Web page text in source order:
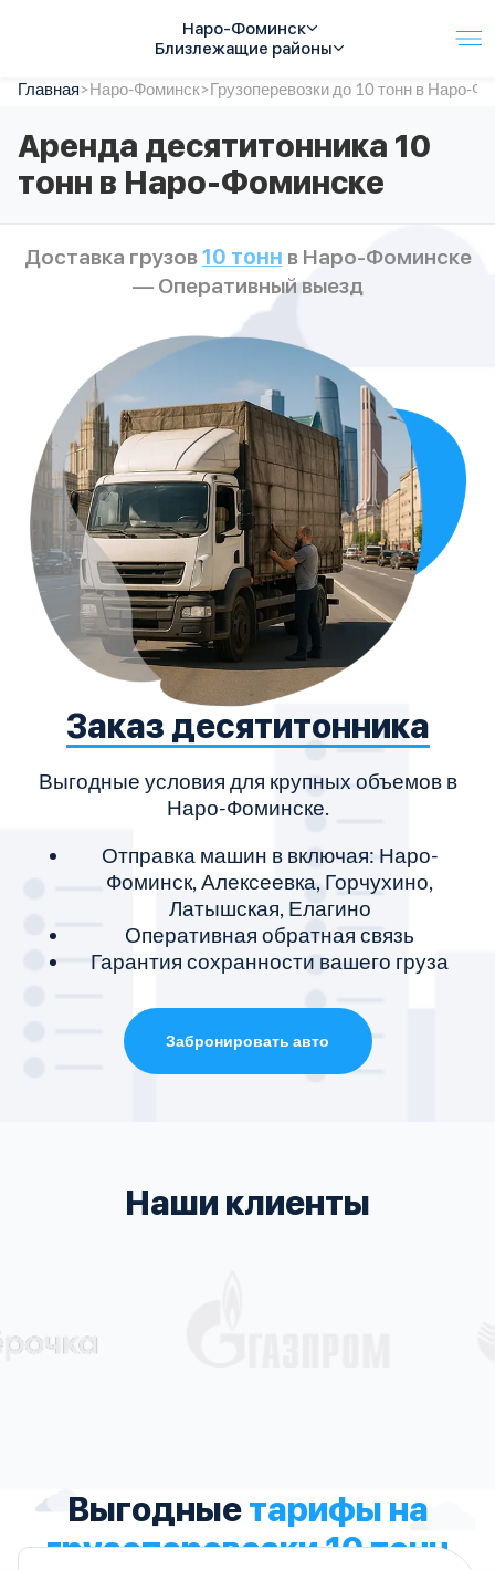
Наро-Фоминск
Близлежащие районы
Услуги
Автопарк
Тарифы
Акции
Контакты
Спецтехника
Главная>Наро-Фоминск>Грузоперевозки до 10 тонн в Наро-
Аренда десятитонника 10
тонн в Наро-Фоминске
Доставка грузов10 тонн в Наро-Фоминске
— Оперативный выезд
Заказ десятитонника
Выгодные условия для крупных объемов в
Наро-Фоминске.
Отправка машин в включая: Наро-
Фоминск, Алексеевка, Горчухино,
Латышская, Елагино
Оперативная обратная связь
Гарантия сохранности вашего груза
Забронировать авто
Наши клиенты
Выгодныетарифы на
грузоперевозки 10 тонн